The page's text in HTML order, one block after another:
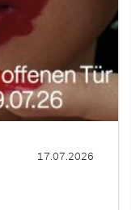
17.07.2026